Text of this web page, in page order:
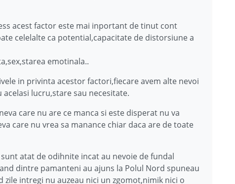
acest factor este mai inportant de tinut cont
celelalte ca potential,capacitate de distorsiune a
emotinala..
in privinta acestor factori,fiecare avem alte nevoi
lucru,stare sau necesitate.
care nu are ce manca si este disperat nu va
care nu vrea sa manance chiar daca are de toate
atat de odihnite incat au nevoie de fundal
dintre pamanteni au ajuns la Polul Nord spuneau
zile intregi nu auzeau nici un zgomot,nimik nici o